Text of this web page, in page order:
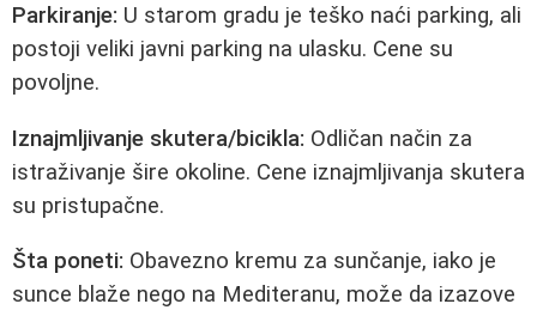
Parkiranje: U starom gradu je teško naći parking, ali
postoji veliki javni parking na ulasku. Cene su
povoljne.
Iznajmljivanje skutera/bicikla: Odličan način za
istraživanje šire okoline. Cene iznajmljivanja skutera
su pristupačne.
Šta poneti: Obavezno kremu za sunčanje, iako je
sunce blaže nego na Mediteranu, može da izazove